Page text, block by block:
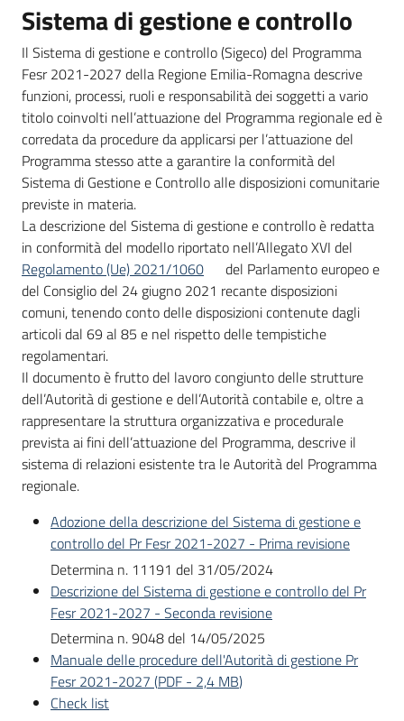
Sistema di gestione e controllo
Il Sistema di gestione e controllo (Sigeco) del Programma
Fesr 2021-2027 della Regione Emilia-Romagna descrive
funzioni, processi, ruoli e responsabilità dei soggetti a vario
titolo coinvolti nell’attuazione del Programma regionale ed è
corredata da procedure da applicarsi per l’attuazione del
Programma stesso atte a garantire la conformità del
Sistema di Gestione e Controllo alle disposizioni comunitarie
previste in materia.
La descrizione del Sistema di gestione e controllo è redatta
in conformità del modello riportato nell’Allegato XVI del
Regolamento (Ue) 2021/1060
del Parlamento europeo e
del Consiglio del 24 giugno 2021 recante disposizioni
comuni, tenendo conto delle disposizioni contenute dagli
articoli dal 69 al 85 e nel rispetto delle tempistiche
regolamentari.
Il documento è frutto del lavoro congiunto delle strutture
dell’Autorità di gestione e dell’Autorità contabile e, oltre a
rappresentare la struttura organizzativa e procedurale
prevista ai fini dell’attuazione del Programma, descrive il
sistema di relazioni esistente tra le Autorità del Programma
regionale.
Adozione della descrizione del Sistema di gestione e
controllo del Pr Fesr 2021-2027 - Prima revisione
Determina n. 11191 del 31/05/2024
Descrizione del Sistema di gestione e controllo del Pr
Fesr 2021-2027 - Seconda revisione
Determina n. 9048 del 14/05/2025
Manuale delle procedure dell'Autorità di gestione Pr
Fesr 2021-2027 (PDF - 2,4 MB)
Check list